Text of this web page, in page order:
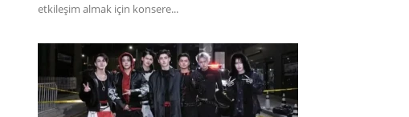
etkileşim almak için konsere...